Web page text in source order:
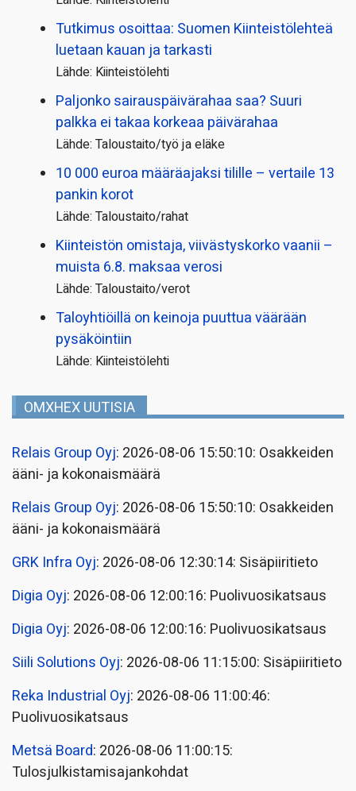
Tutkimus osoittaa: Suomen Kiinteistölehteä
luetaan kauan ja tarkasti
Lähde: Kiinteistölehti
Paljonko sairauspäivä­rahaa saa? Suuri
palkka ei takaa korkeaa päivärahaa
Lähde: Taloustaito/työ ja eläke
10 000 euroa määräajaksi tilille – vertaile 13
pankin korot
Lähde: Taloustaito/rahat
Kiinteistön omistaja, viivästyskorko vaanii –
muista 6.8. maksaa verosi
Lähde: Taloustaito/verot
Taloyhtiöillä on keinoja puuttua väärään
pysäköintiin
Lähde: Kiinteistölehti
OMXHEX UUTISIA
Relais Group Oyj: 2026-08-06 15:50:10: Osakkeiden
ääni- ja kokonaismäärä
Relais Group Oyj: 2026-08-06 15:50:10: Osakkeiden
ääni- ja kokonaismäärä
GRK Infra Oyj: 2026-08-06 12:30:14: Sisäpiiritieto
Digia Oyj: 2026-08-06 12:00:16: Puolivuosikatsaus
Digia Oyj: 2026-08-06 12:00:16: Puolivuosikatsaus
Siili Solutions Oyj: 2026-08-06 11:15:00: Sisäpiiritieto
Reka Industrial Oyj: 2026-08-06 11:00:46:
Puolivuosikatsaus
Metsä Board: 2026-08-06 11:00:15:
Tulosjulkistamisajankohdat